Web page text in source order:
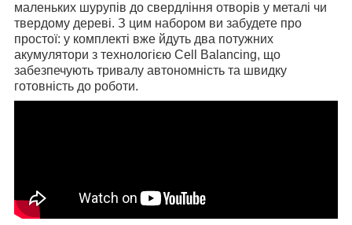
маленьких шурупів до свердління отворів у металі чи
твердому дереві. З цим набором ви забудете про
простої: у комплекті вже йдуть два потужних
акумулятори з технологією Cell Balancing, що
забезпечують тривалу автономність та швидку
готовність до роботи.